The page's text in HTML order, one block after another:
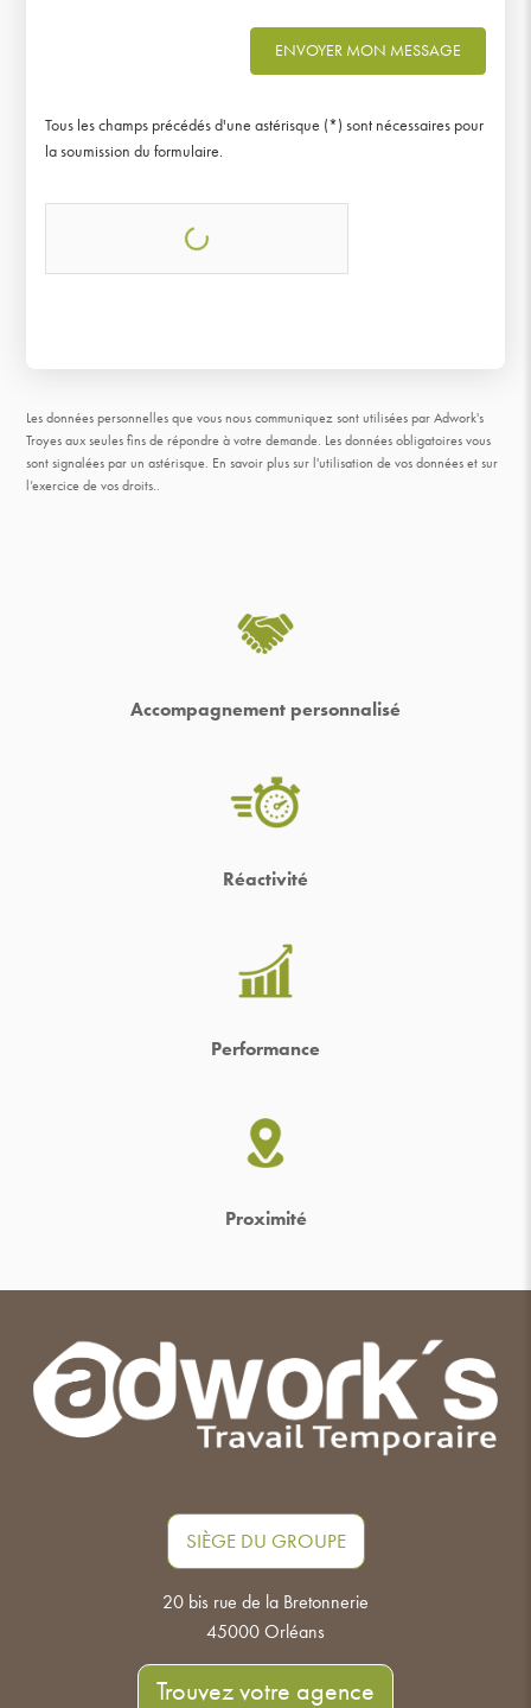
ENVOYER MON MESSAGE
Tous les champs précédés d'une astérisque (*) sont nécessaires pour
la soumission du formulaire.
Les données personnelles que vous nous communiquez sont utilisées par Adwork's
Troyes aux seules fins de répondre à votre demande. Les données obligatoires vous
sont signalées par un astérisque. En savoir plus sur l'utilisation de vos données et sur
l’exercice de vos droits.
Accompagnement personnalisé
Réactivité
Performance
Proximité
SIÈGE DU GROUPE
20 bis rue de la Bretonnerie
45000 Orléans
Trouvez votre agence